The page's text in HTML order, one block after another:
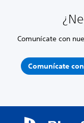
Comunícate con
Comunícate